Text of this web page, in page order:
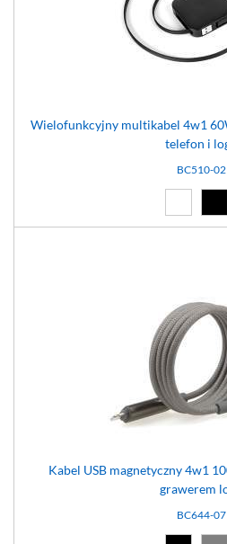
Wielofunkcyjny multikabel 4w1
telefon i
BC510-02
Kabel USB magnetyczny 4w1
grawerem
BC644-07